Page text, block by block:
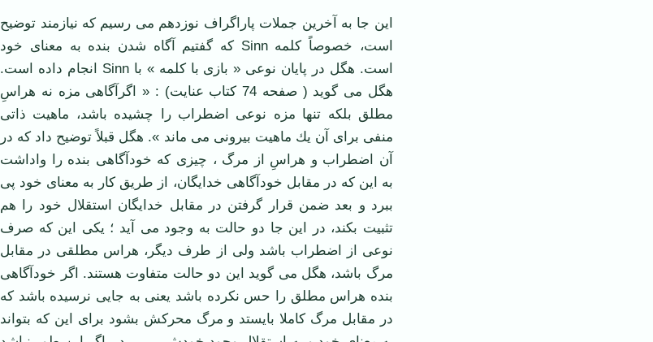
این جا به آخرین جملات پاراگراف نوزدهم می رسیم که نیازمند توضیح
است، خصوصاً کلمه Sinn که گفتیم آگاه شدن بنده به معنای خود
است. هگل در پایان نوعی « بازی با کلمه » با Sinn انجام داده است.
هگل می گوید ( صفحه 74 کتاب عنایت) : « اگرآگاهی مزه نه هراسِ
مطلق بلكه تنها مزه نوعی اضطراب را چشیده باشد، ماهیت ذاتی
منفی برای آن یك ماهیت بیرونی می ‌ماند ». هگل قبلاً توضیح داد كه در
آن اضطراب و هراسِ از مرگ ، چیزی كه خودآگاهی بنده را واداشت
به این كه در مقابل خودآگاهی خدایگان، از طریق كار به معنای خود پی
‌ببرد و بعد ضمن قرار گرفتن در مقابل خدایگان استقلال خود را هم
تثبیت بكند، در این جا دو حالت به وجود می ‌آید ؛ یكی این كه صرف
نوعی از اضطراب باشد ولی از طرف دیگر، هراس مطلقی در مقابل
مرگ باشد، هگل می گوید این دو حالت متفاوت هستند. اگر خودآگاهی
بنده هراس مطلق را حس نكرده باشد یعنی به جایی نرسیده باشد كه
در مقابل مرگ كاملا بایستد و مرگ محركش بشود برای این كه بتواند